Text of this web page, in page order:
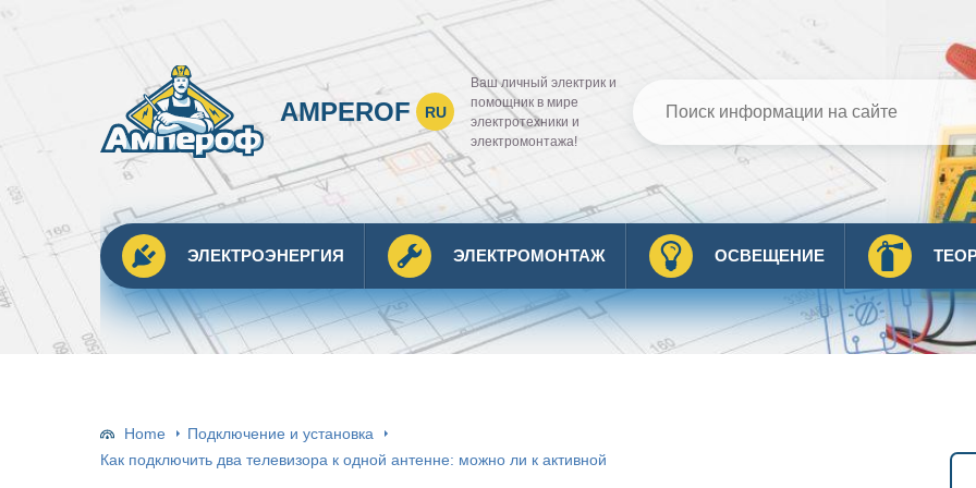
AMPEROF RU
Ваш личный электрик и
помощник в мире
электротехники и
электромонтажа!
ЭЛЕКТРОЭНЕРГИЯ ЭЛЕКТРОМОНТАЖ ОСВЕЩЕНИЕ
Home
Подключение и установка
Как подключить два телевизора к одной антенне: можно ли к активной